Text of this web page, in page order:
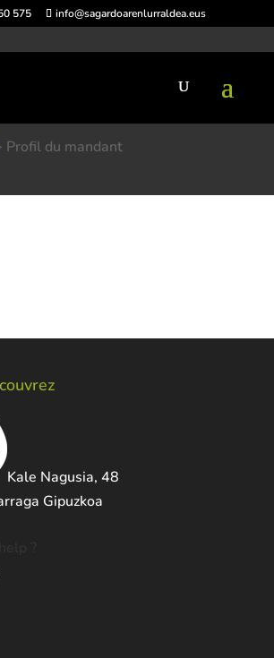
575 info@sagardoarenlurraldea.eus
Profil du mandant
Kale Nagusia, 48
Gipuzkoa